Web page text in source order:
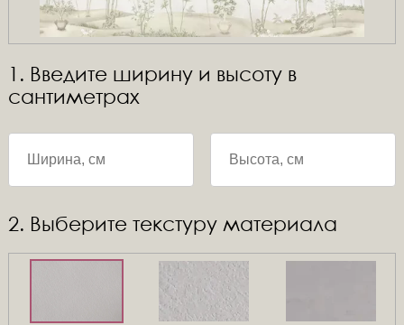
1. Введите ширину и высоту в
сантиметрах
2. Выберите текстуру материала